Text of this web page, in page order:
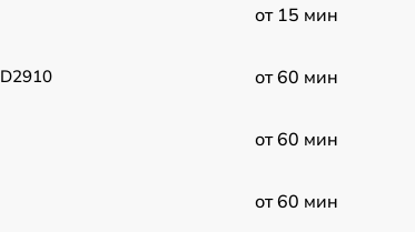
от 15 мин
от 60 мин
от 60 мин
от 60 мин